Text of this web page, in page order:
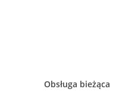
Obsługa bieżąca